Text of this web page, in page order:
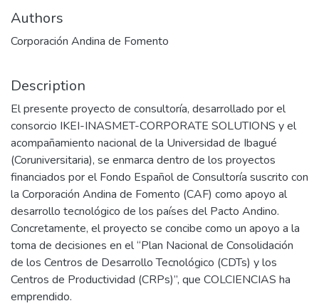
Authors
Corporación Andina de Fomento
Description
El presente proyecto de consultoría, desarrollado por el
consorcio IKEI-INASMET-CORPORATE SOLUTIONS y el
acompañamiento nacional de la Universidad de Ibagué
(Coruniversitaria), se enmarca dentro de los proyectos
financiados por el Fondo Español de Consultoría suscrito con
la Corporación Andina de Fomento (CAF) como apoyo al
desarrollo tecnológico de los países del Pacto Andino.
Concretamente, el proyecto se concibe como un apoyo a la
toma de decisiones en el “Plan Nacional de Consolidación
de los Centros de Desarrollo Tecnológico (CDTs) y los
Centros de Productividad (CRPs)”, que COLCIENCIAS ha
emprendido.